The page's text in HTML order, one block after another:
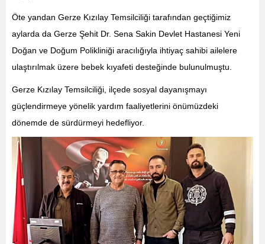
Öte yandan Gerze Kızılay Temsilciliği tarafından geçtiğimiz
aylarda da Gerze Şehit Dr. Sena Sakin Devlet Hastanesi Yeni
Doğan ve Doğum Polikliniği aracılığıyla ihtiyaç sahibi ailelere
ulaştırılmak üzere bebek kıyafeti desteğinde bulunulmuştu.
Gerze Kızılay Temsilciliği, ilçede sosyal dayanışmayı
güçlendirmeye yönelik yardım faaliyetlerini önümüzdeki
dönemde de sürdürmeyi hedefliyor.